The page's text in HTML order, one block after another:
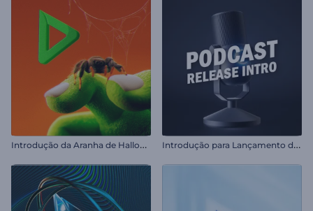
I
ntrodução da Aranha de Halloween I
ntrodução para Lançamento de Podcast